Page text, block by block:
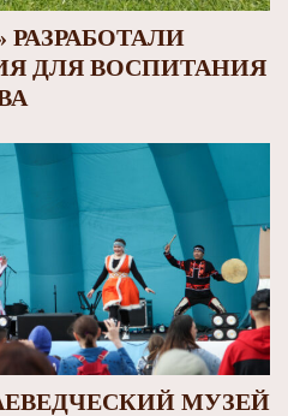
ДЛЯ ВОСПИТАНИЯ
МУЗЕЙ